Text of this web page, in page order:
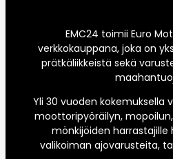
EMC24 toimii Euro
verkkokauppana, joka on
prätkäliikkeistä sekä
Yli 30 vuoden kokemuksella
moottoripyöräilyn,
mönkijöiden
valikoiman ajovarusteita,